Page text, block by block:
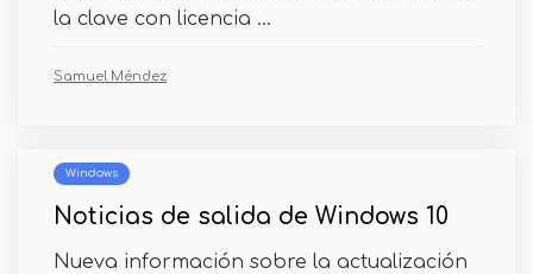
la clave con licencia ...
Samuel Méndez
Windows
Noticias de salida de Windows 10
Nueva información sobre la actualización